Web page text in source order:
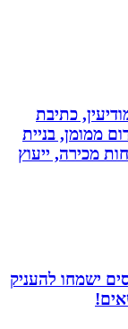
כתיבת
בניית
ייעוץ
להעניק